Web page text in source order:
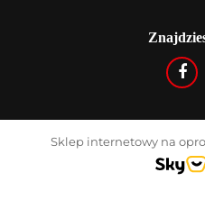
Sklep internetowy na